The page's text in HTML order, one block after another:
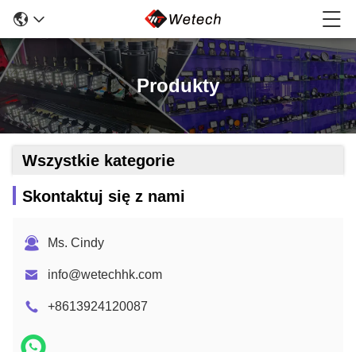
Produkty
Wszystkie kategorie
Skontaktuj się z nami
Ms. Cindy
info@wetechhk.com
+8613924120087